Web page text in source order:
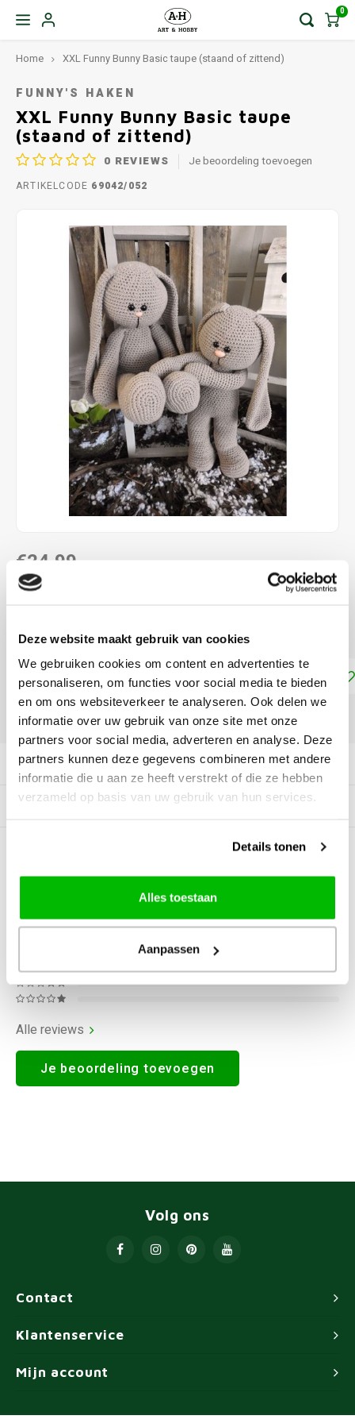
Deze website maakt gebruik van cookies
We gebruiken cookies om content en advertenties te
personaliseren, om functies voor social media te bieden
en om ons websiteverkeer te analyseren. Ook delen we
informatie over uw gebruik van onze site met onze
partners voor social media, adverteren en analyse. Deze
partners kunnen deze gegevens combineren met andere
informatie die u aan ze heeft verstrekt of die ze hebben
verzameld op basis van uw gebruik van hun services.
Details tonen
Alles toestaan
Aanpassen
0
Home XXL Funny Bunny Basic taupe (staand of zittend)
FUNNY'S HAKEN
XXL Funny Bunny Basic taupe
(staand of zittend)
0 REVIEWS Je beoordeling toevoegen
ARTIKELCODE 69042/052
€24,99
DIRECT LEVERBAAR
Compleet Funny Haakpakket XXL Konijn
Toevoegen aan winkelwagen
DELEN:
Productomschrijving
Gerelateerde producten
BEOORDELINGEN
Alle reviews
Je beoordeling toevoegen
Contact
Volg ons
Klantenservice
Mijn account